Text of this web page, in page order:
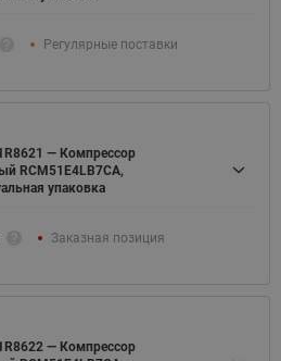
Регулярные поставки
— Компрессор
RCM51E4LB7CA,
упаковка
Заказная позиция
— Компрессор